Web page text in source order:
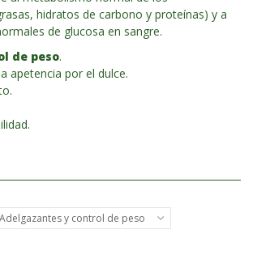
hidratos de carbono y proteínas) y a
de glucosa en sangre.
de peso.
apetencia por el dulce.
Adelgazantes y control de peso